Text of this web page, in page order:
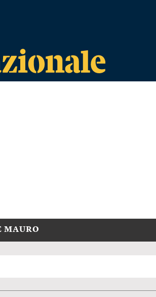
MAURO